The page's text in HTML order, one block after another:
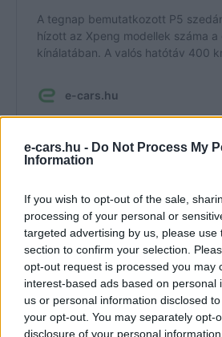
e-cars.hu - Do Not Process My
Information
If you wish to opt-out of the sale,
processing of your personal or
targeted advertising by us, please use
section to confirm your selection.
opt-out request is processed you may
interest-based ads based on personal
us or personal information disclosed
your opt-out. You may separately opt-
disclosure of your personal
A most bemutatott P5 szedán
úgy dönt a gyártó, mint a P3 SUV
elhozza azt Európába. Kereslet
egy kedvező árazás mellett, amit
Xpeng-nek kialakítani, hiszen aP3
millióban áll meg Norvégiában,
van az EU-s honosítás költsége is.